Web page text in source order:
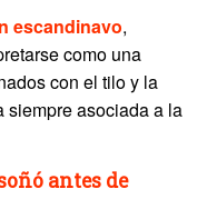
escandinavo,
como una
con el tilo y la
siempre asociada a la
antes de